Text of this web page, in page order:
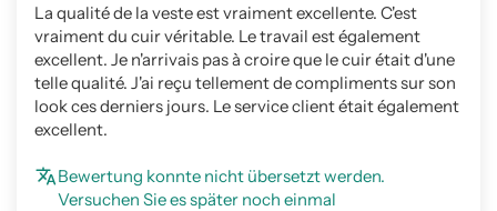
La qualité de la veste est vraiment excellente. C'est
vraiment du cuir véritable. Le travail est également
excellent. Je n'arrivais pas à croire que le cuir était d'une
telle qualité. J'ai reçu tellement de compliments sur son
look ces derniers jours. Le service client était également
excellent.
Bewertung konnte nicht übersetzt werden.
Versuchen Sie es später noch einmal